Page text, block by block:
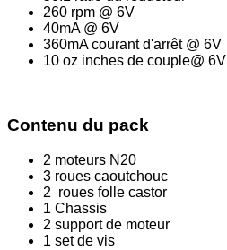
260 rpm @ 6V
40mA @ 6V
360mA courant d'arrêt @ 6V
10 oz inches de couple@ 6V
Contenu du pack
2 moteurs N20
3 roues caoutchouc
2 roues folle castor
1 Chassis
2 support de moteur
1 set de vis